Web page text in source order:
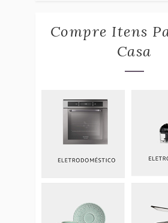
Compre Itens
Casa